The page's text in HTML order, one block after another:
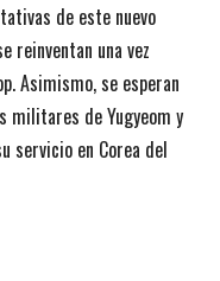
de este nuevo
reinventan una vez
Asimismo, se esperan
militares de Yugyeom y
servicio en Corea del